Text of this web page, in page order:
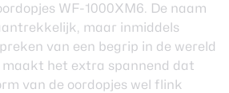
WF-1000XM6. De naam
maar inmiddels
van een begrip in de wereld
maakt het extra spannend dat
van de oordopjes wel flink